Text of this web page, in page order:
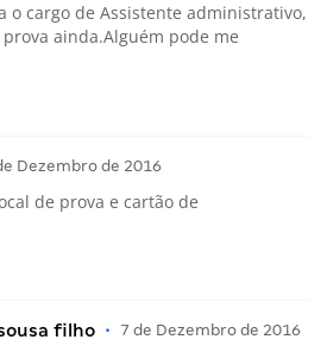
o cargo de Assistente administrativo,
ainda.Alguém pode me
Dezembro de 2016
de prova e cartão de
filho • 7 de Dezembro de 2016